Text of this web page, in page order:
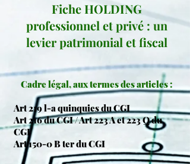
Fiche HOLDING
professionnel et privé : un
levier patrimonial et fiscal
Cadre légal, aux termes des articles :
Art 219 l-a quinquies du CGI
Art 216 du CGI / Art 223 A et 223 Q du
CGI
Art 150-0 B ter du CGI